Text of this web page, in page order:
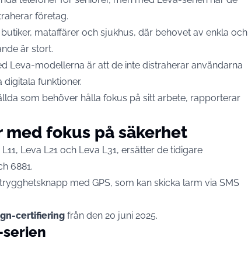
företag.
mataffärer och sjukhus, där behovet av enkla och
är stort.
Leva-modellerna är att de inte distraherar användarna
funktioner.
som behöver hålla fokus på sitt arbete, rapporterar
med fokus på säkerhet
Leva L21 och Leva L31, ersätter de tidigare
6881.
med GPS, som kan skicka larm via SMS
certifiering från den 20 juni 2025.